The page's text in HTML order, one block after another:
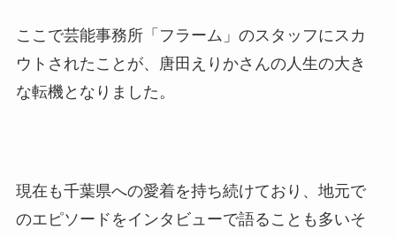
ここで芸能事務所「フラーム」のスタッフにスカ
ウトされたことが、唐田えりかさんの人生の大き
な転機となりました。
現在も千葉県への愛着を持ち続けており、地元で
のエピソードをインタビューで語ることも多いそ